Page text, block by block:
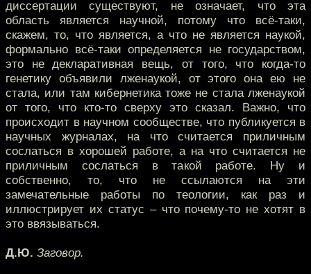
диссертации существуют, не означает, что эта
область является научной, потому что всё-таки,
скажем, то, что является, а что не является наукой,
формально всё-таки определяется не государством,
это не декларативная вещь, от того, что когда-то
генетику объявили лженаукой, от этого она ею не
стала, или там кибернетика тоже не стала лженаукой
от того, что кто-то сверху это сказал. Важно, что
происходит в научном сообществе, что публикуется в
научных журналах, на что считается приличным
сослаться в хорошей работе, а на что считается не
приличным сослаться в такой работе. Ну и
собственно, то, что не ссылаются на эти
замечательные работы по теологии, как раз и
иллюстрирует их статус – что почему-то не хотят в
это ввязываться.
Д.Ю. Заговор.